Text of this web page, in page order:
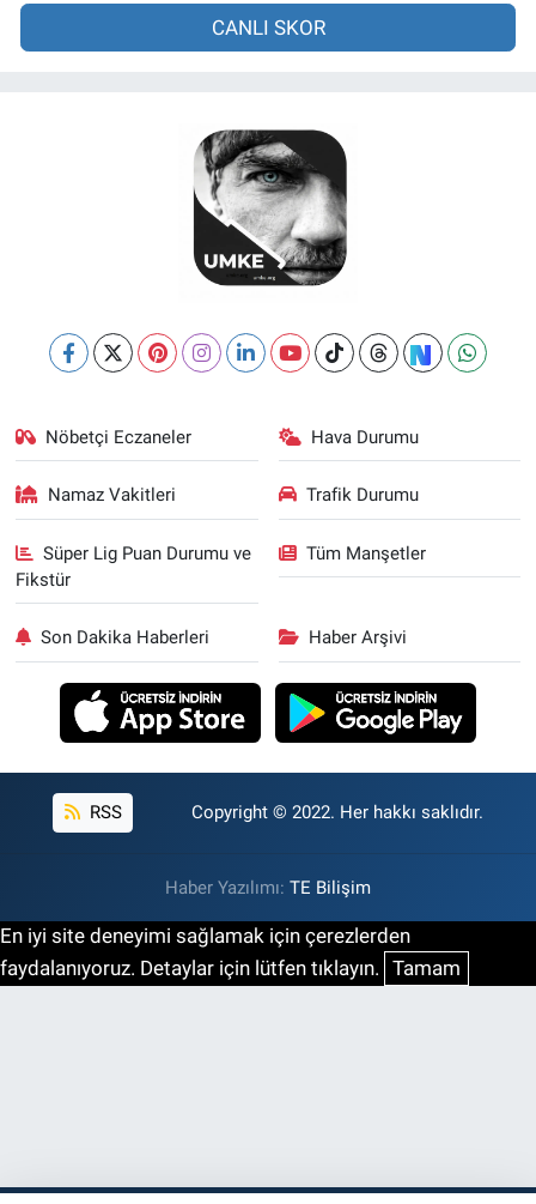
CANLI SKOR
Nöbetçi Eczaneler Hava Durumu
Namaz Vakitleri Trafik Durumu
Süper Lig Puan Durumu ve
Fikstür
Tüm Manşetler
Son Dakika Haberleri Haber Arşivi
RSS Copyright © 2022. Her hakkı saklıdır.
Haber Yazılımı: TE Bilişim
En iyi site deneyimi sağlamak için çerezlerden
faydalanıyoruz. Detaylar için lütfen tıklayın. Tamam